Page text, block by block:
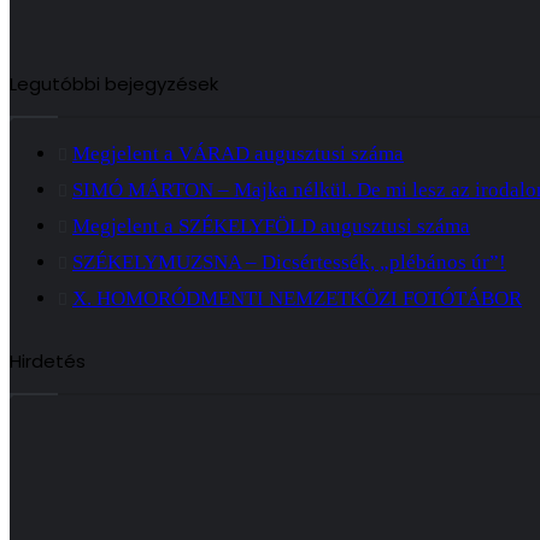
Legutóbbi bejegyzések
Megjelent a VÁRAD augusztusi száma
SIMÓ MÁRTON – Majka nélkül. De mi lesz az
Megjelent a SZÉKELYFÖLD augusztusi száma
SZÉKELYMUZSNA – Dicsértessék, „plébános úr”!
X. HOMORÓDMENTI NEMZETKÖZI FOTÓTÁBOR
Hirdetés